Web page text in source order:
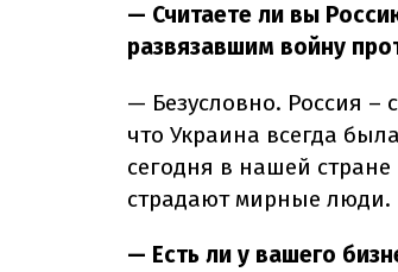
— Считаете ли вы
развязавшим войну
— Безусловно. Россия –
что Украина всегда
сегодня в нашей
страдают мирные люди.
— Есть ли у вашего